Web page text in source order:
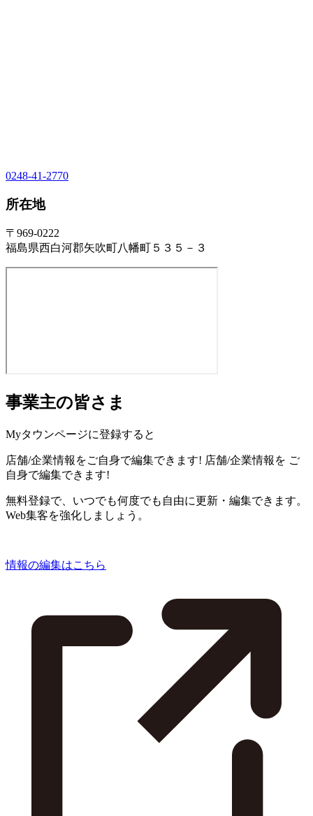
0248-41-2770
所在地
〒969-0222
福島県西白河郡矢吹町八幡町５３５－３
事業主の皆さま
Myタウンページに登録すると
店舗/企業情報をご自身で編集できます! 店舗/企業情報を ご
自身で編集できます!
無料登録で、いつでも何度でも自由に更新・編集できます。
Web集客を強化しましょう。
情報の編集はこちら